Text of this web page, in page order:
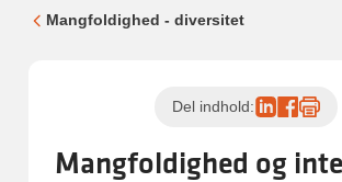
Mangfoldighed - diversitet
Mangfoldighed og
Del indhold: